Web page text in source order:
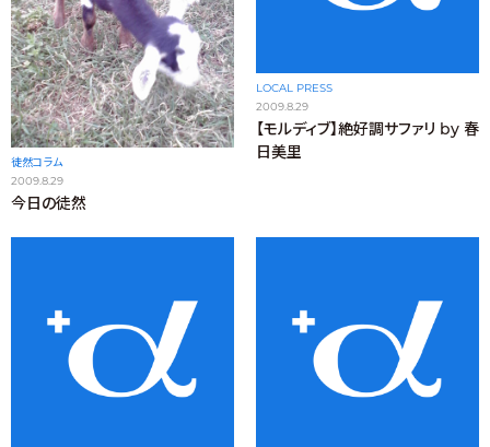
徒然コラム
2009.8.29
今日の徒然
LOCAL PRESS
2009.8.29
【モルディブ】絶好調サファリ by 春
日美里